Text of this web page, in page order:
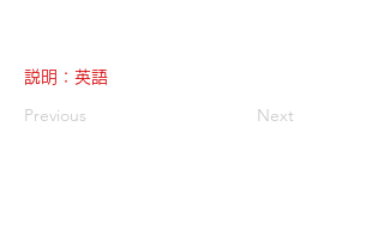
説明：英語
Previous Next